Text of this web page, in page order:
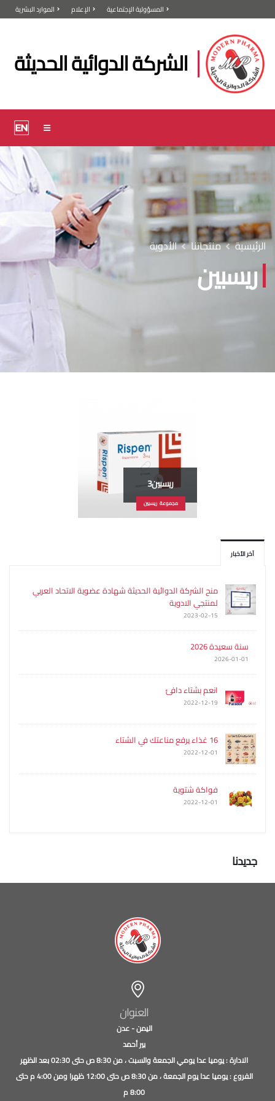
المسؤولية الإجتماعية الإعلام الموارد البشرية
الشركة الدوائية الحديثة
ريسبين
الرئيسية منتجاتنا الأدوية
آخر الأخبار
منح الشركة الدوائية الحديثة شهادة عضوية الاتحاد العربي
لمنتجي الادوية
2023-02-15
سنة سعيدة 2026
2026-01-01
انعم بشتاء دافئ
2022-12-19
16 غذاء يرفع مناعتك في الشتاء
2022-12-01
فواكة شتوية
2022-12-01
جديدنا
ريسبين3
مجموعة ريسبين
العنوان
اليمن - عدن
بير أحمد
الادارة : يوميا عدا يومي الجمعة والسبت ، من 8:30 ص حتى 02:30 بعد الظهر
الفروع : يوميا عدا يوم الجمعة ، من 8:30 ص حتى 12:00 ظهرا ومن 4:00 م حتى
8:00 م